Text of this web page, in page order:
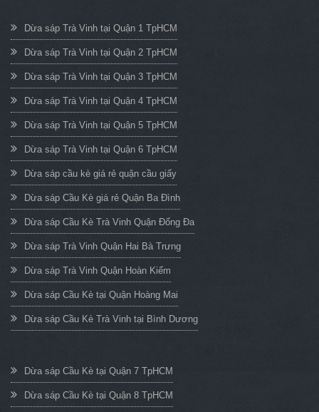
Dừa sáp Trà Vinh tại Quận 1 TpHCM
Dừa sáp Trà Vinh tại Quận 2 TpHCM
Dừa sáp Trà Vinh tại Quận 3 TpHCM
Dừa sáp Trà Vinh tại Quận 4 TpHCM
Dừa sáp Trà Vinh tại Quận 5 TpHCM
Dừa sáp Trà Vinh tại Quận 6 TpHCM
Dừa sáp cầu kè giá rẻ quận cầu giấy
Dừa sáp Cầu Kè giá rẻ Quận Ba Đình
Dừa sáp Cầu Kè Trà Vinh Quận Đống Đa
Dừa sáp Trà Vinh Quận Hai Bà Trưng
Dừa sáp Trà Vinh Quận Hoàn Kiếm
Dừa sáp Cầu Kè tại Quận Hoàng Mai
Dừa sáp Cầu Kè Trà Vinh tại Bình Dương
Dừa sáp Cầu Kè tại Quận 7 TpHCM
Dừa sáp Cầu Kè tại Quận 8 TpHCM